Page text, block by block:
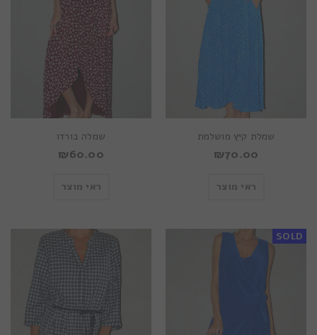
שמלת קיץ מושלמת
₪70.00
ראי מוצר
שמלה בורדו
₪60.00
ראי מוצר
SOLD